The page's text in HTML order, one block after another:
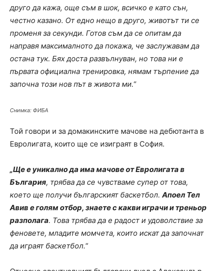
друго да кажа, още съм в шок, всичко е като сън,
честно казано. От едно нещо в друго, животът ти се
променя за секунди. Готов съм да се опитам да
направя максималното да покажа, че заслужавам да
остана тук. Бях доста развълнуван, но това ни е
първата официална тренировка, нямам търпение да
започна този нов път в живота ми.“
Снимка: ФИБА
Той говори и за домакинските мачове на дебютанта в
Евролигата, които ще се изиграят в София.
„Ще е уникално да има мачове от Евролигата в
България, трябва да се чувстваме супер от това,
което ще получи българският баскетбол. Апоел Тел
Авив е голям отбор, знаете с какви играчи и треньор
разполага. Това трябва да е радост и удоволствие за
феновете, младите момчета, които искат да започнат
да играят баскетбол.“